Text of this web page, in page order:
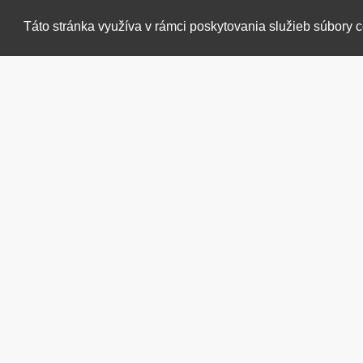
Táto stránka využíva v rámci poskytovania služieb súbory
DO
Otázka na